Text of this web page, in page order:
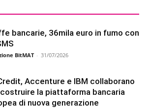
bancarie, 36mila euro in fumo con
BitMAT - 31/07/2026
Accenture e IBM collaborano
la piattaforma bancaria
di nuova generazione